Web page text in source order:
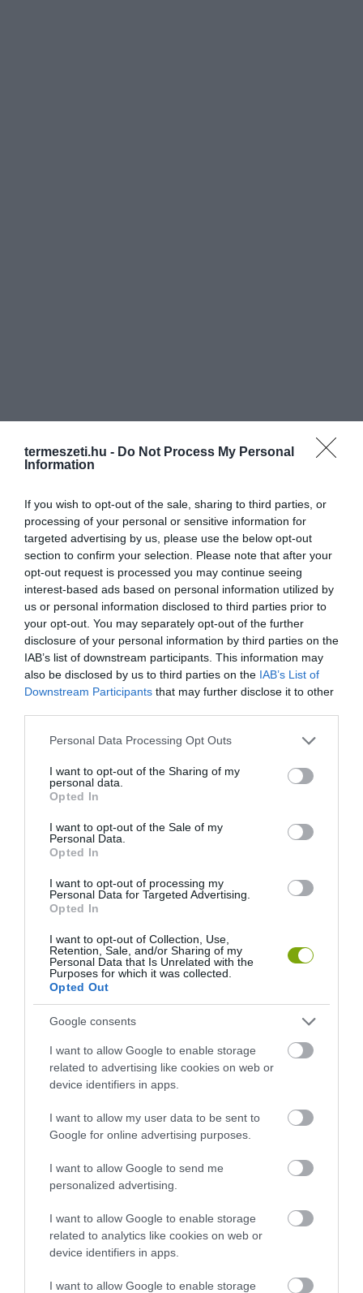
termeszeti.hu - Do Not Process My Personal
Information
If you wish to opt-out of the sale, sharing to third parties, or
processing of your personal or sensitive information for
targeted advertising by us, please use the below opt-out
section to confirm your selection. Please note that after your
opt-out request is processed you may continue seeing
interest-based ads based on personal information utilized by
us or personal information disclosed to third parties prior to
your opt-out. You may separately opt-out of the further
disclosure of your personal information by third parties on the
IAB’s list of downstream participants. This information may
also be disclosed by us to third parties on the IAB’s List of
Downstream Participants that may further disclose it to other
Please note that this website/app uses one or more Google
not limited to your visit or usage behaviour. You may click to
grant or deny consent to Google and its third-party tags to
use your data for below specified purposes in below Google
consent section.
Personal Data Processing Opt Outs
I want to opt-out of the Sharing of my
personal data.
Opted In
I want to opt-out of the Sale of my
Personal Data.
Opted In
I want to opt-out of processing my
Personal Data for Targeted Advertising.
Opted In
I want to opt-out of Collection, Use,
Retention, Sale, and/or Sharing of my
Personal Data that Is Unrelated with the
Purposes for which it was collected.
Opted Out
Google consents
I want to allow Google to enable storage
related to advertising like cookies on web or
device identifiers in apps.
I want to allow my user data to be sent to
Google for online advertising purposes.
I want to allow Google to send me
personalized advertising.
I want to allow Google to enable storage
related to analytics like cookies on web or
device identifiers in apps.
I want to allow Google to enable storage
ELŐZŐ CIKK
CSUPÁN EGYETLEN HÉTIG LÁTHATÓ A MOZIKBAN A
FILMKLASSZIKUS!
KÖVETKEZŐ CIKK
SZENZÁCIÓS FELVÉTEL: FEHÉR ZSIRÁFOKAT SIKERÜLT
HASONLÓ ÉRDEKESSÉGEK
EGY ELSÜLLYEDT HAJÓ
TEXTILJEI ÚJRA ÖSSZEÁLLTAK:
A RUHA, AMELY TÚLÉLTE A
POMPEJIBEN: LEHET, HOGY
EGY ORVOS A VÉGSŐKIG
2026-06-23
ÉVES: AZ EMBER, AKI
FÉREGÉRT – CSAK ÉPPEN NEM